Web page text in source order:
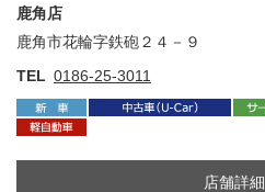
鹿角店
鹿角市花輪字鉄砲２４－９
TEL 0186-25-3011
店舗詳細